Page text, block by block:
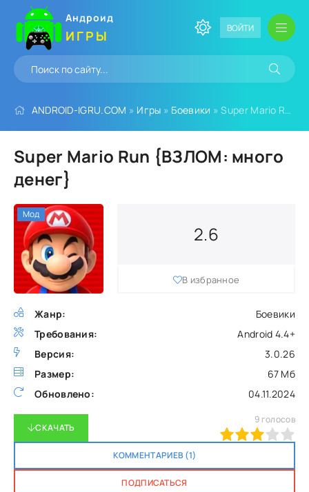
Андроид
ИГРЫ ВОЙТИ
ANDROID-IGRU.COM » Игры » Боевики » Super Mario Run {ВЗЛОМ: много денег}
Super Mario Run {ВЗЛОМ: много
денег}
Жанр:
Боевики
Требования:
Android 4.4+
Версия:
3.0.26
Размер:
67 Мб
Обновлено:
04.11.2024
2.6
В избранное
СКАЧАТЬ
КОММЕНТАРИЕВ (1)
ПОДПИСАТЬСЯ
9 голосов
Мод